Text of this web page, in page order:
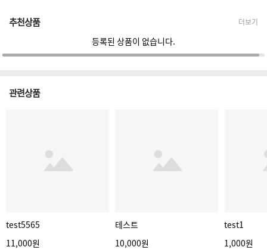
추천상품 더보기
등록된 상품이 없습니다.
관련상품
test5565
11,000원
테스트
10,000원
test1
1,000원